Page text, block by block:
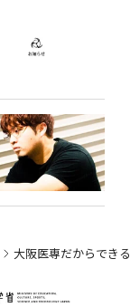
大阪医専だからでき